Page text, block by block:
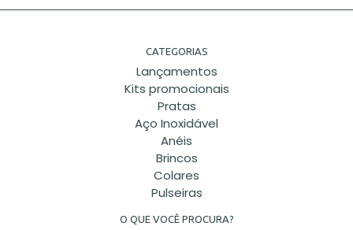
CATEGORIAS
Lançamentos
Kits promocionais
Pratas
Aço Inoxidável
Anéis
Brincos
Colares
Pulseiras
O QUE VOCÊ PROCURA?